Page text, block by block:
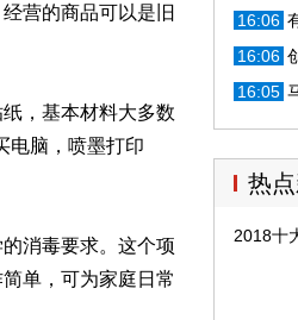
营的商品可以是旧
，基本材料大多数
电脑，喷墨打印
消毒要求。这个项
单，可为家庭日常
么？过
16:06
创业连
16:06
进！
16:05
必读）
热
2018十